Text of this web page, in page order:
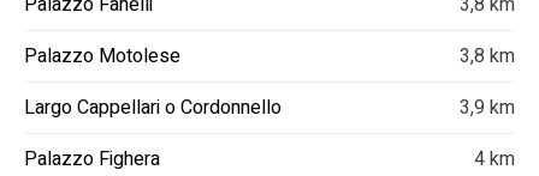
Palazzo Motolese
3,8 km
Largo Cappellari o Cordonnello
3,9 km
Palazzo Fighera
4 km